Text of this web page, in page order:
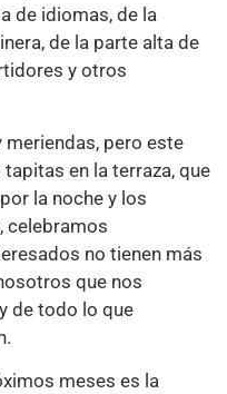
de idiomas, de la
de la parte alta de
y otros
meriendas, pero este
en la terraza, que
la noche y los
celebramos
no tienen más
que nos
de todo lo que
meses es la